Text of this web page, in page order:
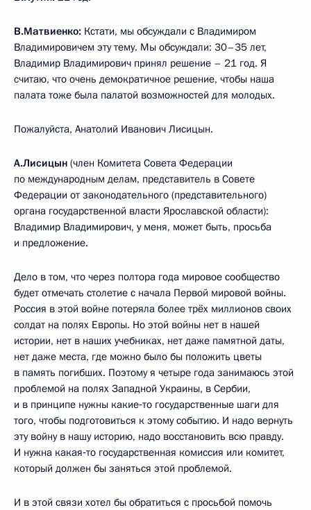
В.Матвиенко: Кстати, мы обсуждали с Владимиром
Владимировичем эту тему. Мы обсуждали: 30–35 лет,
Владимир Владимирович принял решение – 21 год. Я
считаю, что очень демократичное решение, чтобы наша
палата тоже была палатой возможностей для молодых.
Пожалуйста, Анатолий Иванович Лисицын.
А.Лисицын (член Комитета Совета Федерации
по международным делам, представитель в Совете
Федерации от законодательного (представительного)
органа государственной власти Ярославской области):
Владимир Владимирович, у меня, может быть, просьба
и предложение.
Дело в том, что через полтора года мировое сообщество
будет отмечать столетие с начала Первой мировой войны.
Россия в этой войне потеряла более трёх миллионов своих
солдат на полях Европы. Но этой войны нет в нашей
истории, нет в наших учебниках, нет даже памятной даты,
нет даже места, где можно было бы положить цветы
в память погибших. Поэтому я четыре года занимаюсь этой
проблемой на полях Западной Украины, в Сербии,
и в принципе нужны какие‑то государственные шаги для
того, чтобы подготовиться к этому событию. И надо вернуть
эту войну в нашу историю, надо восстановить всю правду.
И нужна какая‑то государственная комиссия или комитет,
который должен бы заняться этой проблемой.
И в этой связи хотел бы обратиться с просьбой помочь